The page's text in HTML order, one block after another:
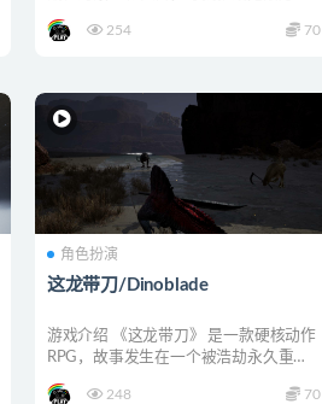
254
70
角色扮演
这龙带刀/Dinoblade
游戏介绍 《这龙带刀》 是一款硬核动作
RPG，故事发生在一个被浩劫永久重塑
248
70